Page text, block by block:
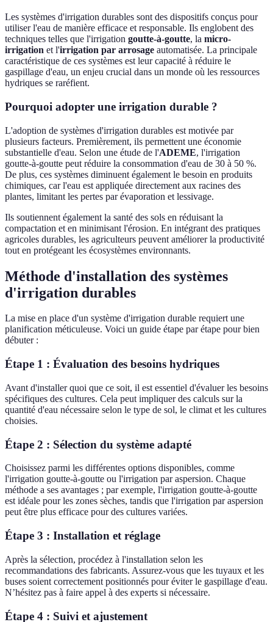
Les systèmes d'irrigation durables sont des dispositifs conçus pour
utiliser l'eau de manière efficace et responsable. Ils englobent des
techniques telles que l'irrigation goutte-à-goutte, la micro-
irrigation et l'irrigation par arrosage automatisée. La principale
caractéristique de ces systèmes est leur capacité à réduire le
gaspillage d'eau, un enjeu crucial dans un monde où les ressources
hydriques se raréfient.
Pourquoi adopter une irrigation durable ?
L'adoption de systèmes d'irrigation durables est motivée par
plusieurs facteurs. Premièrement, ils permettent une économie
substantielle d'eau. Selon une étude de l'ADEME, l'irrigation
goutte-à-goutte peut réduire la consommation d'eau de 30 à 50 %.
De plus, ces systèmes diminuent également le besoin en produits
chimiques, car l'eau est appliquée directement aux racines des
plantes, limitant les pertes par évaporation et lessivage.
Ils soutiennent également la santé des sols en réduisant la
compactation et en minimisant l'érosion. En intégrant des pratiques
agricoles durables, les agriculteurs peuvent améliorer la productivité
tout en protégeant les écosystèmes environnants.
Méthode d'installation des systèmes
d'irrigation durables
La mise en place d'un système d'irrigation durable requiert une
planification méticuleuse. Voici un guide étape par étape pour bien
débuter :
Étape 1 : Évaluation des besoins hydriques
Avant d'installer quoi que ce soit, il est essentiel d'évaluer les besoins
spécifiques des cultures. Cela peut impliquer des calculs sur la
quantité d'eau nécessaire selon le type de sol, le climat et les cultures
choisies.
Étape 2 : Sélection du système adapté
Choisissez parmi les différentes options disponibles, comme
l'irrigation goutte-à-goutte ou l'irrigation par aspersion. Chaque
méthode a ses avantages ; par exemple, l'irrigation goutte-à-goutte
est idéale pour les zones sèches, tandis que l'irrigation par aspersion
peut être plus efficace pour des cultures variées.
Étape 3 : Installation et réglage
Après la sélection, procédez à l'installation selon les
recommandations des fabricants. Assurez-vous que les tuyaux et les
buses soient correctement positionnés pour éviter le gaspillage d'eau.
N’hésitez pas à faire appel à des experts si nécessaire.
Étape 4 : Suivi et ajustement